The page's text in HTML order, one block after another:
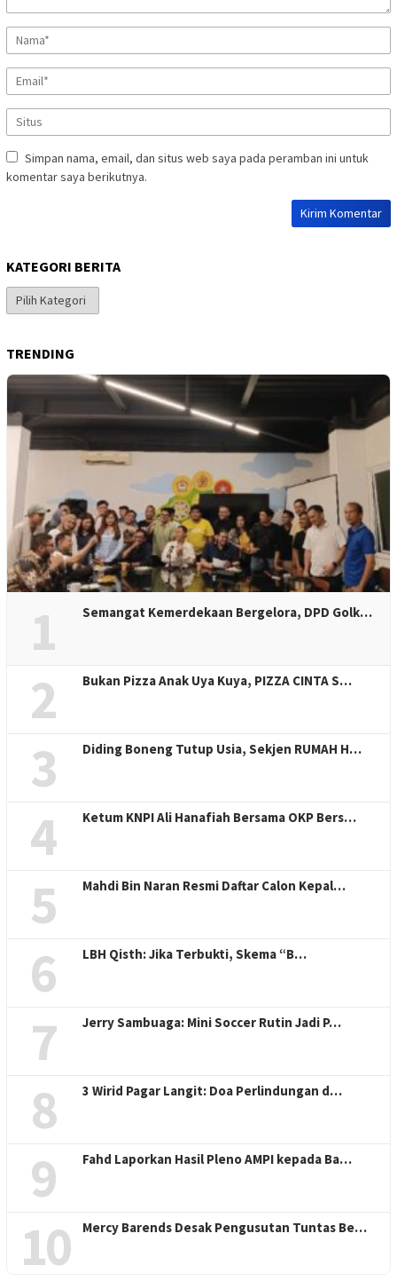
Simpan nama, email, dan situs web saya pada peramban ini untuk
komentar saya berikutnya.
KATEGORI BERITA
Kategori
Berita
TRENDING
1 Semangat Kemerdekaan Bergelora, DPD Golk…
2 Bukan Pizza Anak Uya Kuya, PIZZA CINTA S…
3 Diding Boneng Tutup Usia, Sekjen RUMAH H…
4 Ketum KNPI Ali Hanafiah Bersama OKP Bers…
5 Mahdi Bin Naran Resmi Daftar Calon Kepal…
6 LBH Qisth: Jika Terbukti, Skema “B…
7 Jerry Sambuaga: Mini Soccer Rutin Jadi P…
8 3 Wirid Pagar Langit: Doa Perlindungan d…
9 Fahd Laporkan Hasil Pleno AMPI kepada Ba…
10 Mercy Barends Desak Pengusutan Tuntas Be…